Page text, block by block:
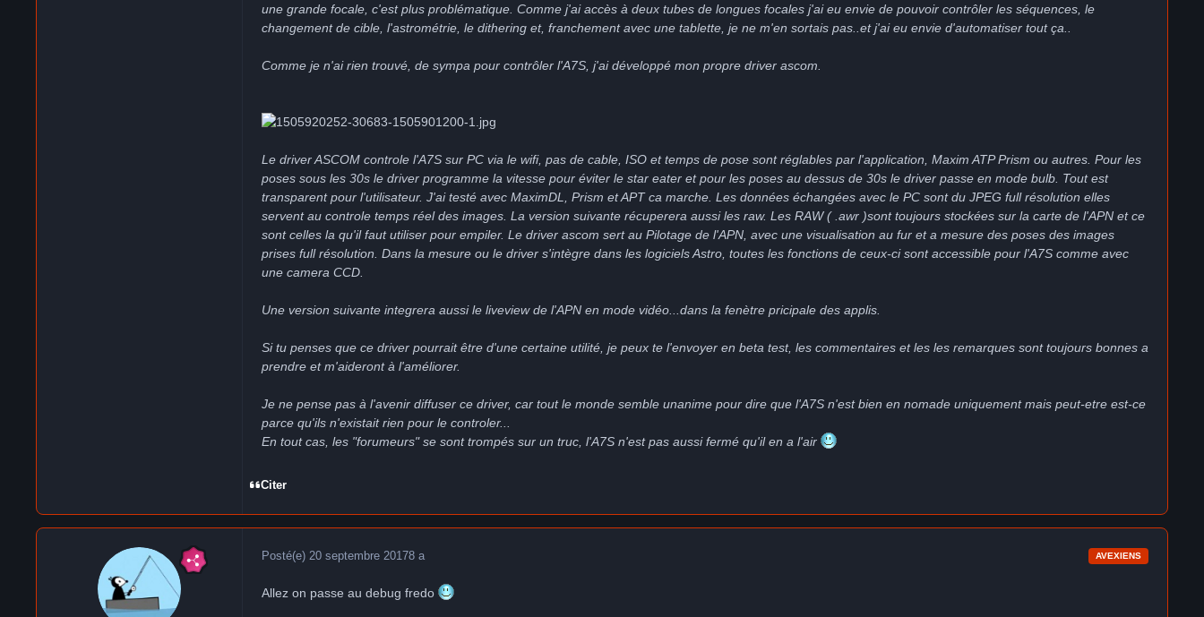
une grande focale, c'est plus problématique. Comme j'ai accès à deux tubes de longues focales j'ai eu envie de pouvoir contrôler les séquences, le
changement de cible, l'astrométrie, le dithering et, franchement avec une tablette, je ne m'en sortais pas..et j'ai eu envie d'automatiser tout ça..
Comme je n'ai rien trouvé, de sympa pour contrôler l'A7S, j'ai développé mon propre driver ascom.
Le driver ASCOM controle l'A7S sur PC via le wifi, pas de cable, ISO et temps de pose sont réglables par l'application, Maxim ATP Prism ou autres. Pour les
poses sous les 30s le driver programme la vitesse pour éviter le star eater et pour les poses au dessus de 30s le driver passe en mode bulb. Tout est
transparent pour l'utilisateur. J'ai testé avec MaximDL, Prism et APT ca marche. Les données échangées avec le PC sont du JPEG full résolution elles
servent au controle temps réel des images. La version suivante récuperera aussi les raw. Les RAW ( .awr )sont toujours stockées sur la carte de l'APN et ce
sont celles la qu'il faut utiliser pour empiler. Le driver ascom sert au Pilotage de l'APN, avec une visualisation au fur et a mesure des poses des images
prises full résolution. Dans la mesure ou le driver s'intègre dans les logiciels Astro, toutes les fonctions de ceux-ci sont accessible pour l'A7S comme avec
une camera CCD.
Une version suivante integrera aussi le liveview de l'APN en mode vidéo...dans la fenètre pricipale des applis.
Si tu penses que ce driver pourrait être d'une certaine utilité, je peux te l'envoyer en beta test, les commentaires et les les remarques sont toujours bonnes a
prendre et m'aideront à l'améliorer.
Je ne pense pas à l'avenir diffuser ce driver, car tout le monde semble unanime pour dire que l'A7S n'est bien en nomade uniquement mais peut-etre est-ce
parce qu'ils n'existait rien pour le controler...
En tout cas, les "forumeurs" se sont trompés sur un truc, l'A7S n'est pas aussi fermé qu'il en a l'air
Citer
Posté(e) 20 septembre 20178 a AVEXIENS
Allez on passe au debug fredo